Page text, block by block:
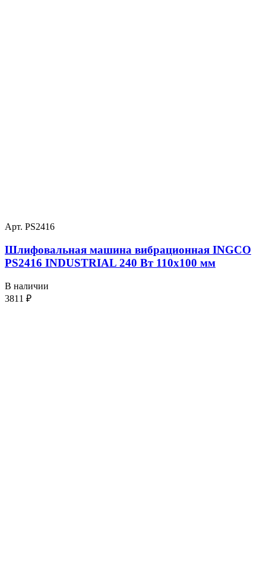
Арт. PS2416
Шлифовальная машина вибрационная INGCO
PS2416 INDUSTRIAL 240 Вт 110х100 мм
В наличии
3811 ₽